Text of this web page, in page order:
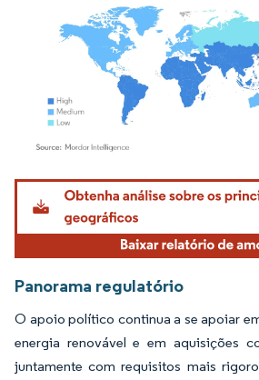
Imagem © Mordor Intelligence. O reuso requer
Panorama regulatório
O apoio político continua a se apoiar
energia renovável e em aquisições
juntamente com requisitos mais